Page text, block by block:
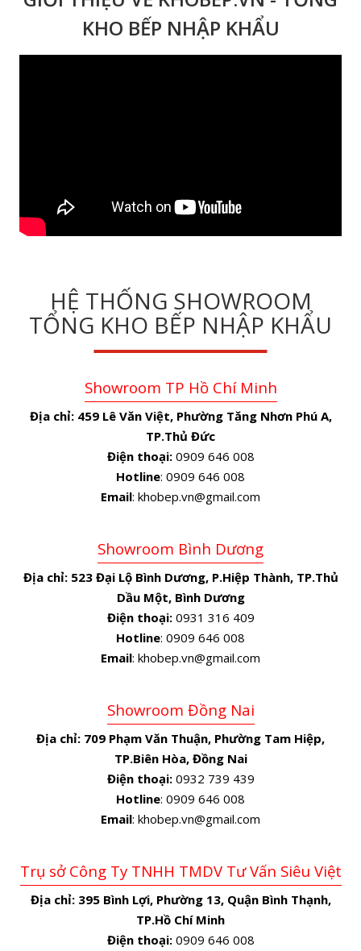
KHO BẾP NHẬP KHẨU
HỆ THỐNG SHOWROOM
TỔNG KHO BẾP NHẬP KHẨU
Showroom TP Hồ Chí Minh
Địa chỉ: 459 Lê Văn Việt, Phường Tăng Nhơn Phú A,
TP.Thủ Đức
Điện thoại:0909 646 008
Hotline: 0909 646 008
Email: khobep.vn@gmail.com
Showroom Bình Dương
Địa chỉ: 523 Đại Lộ Bình Dương, P.Hiệp Thành, TP.Thủ
Dầu Một, Bình Dương
Điện thoại:0931 316 409
Hotline: 0909 646 008
Email: khobep.vn@gmail.com
Showroom Đồng Nai
Địa chỉ: 709 Phạm Văn Thuận, Phường Tam Hiệp,
TP.Biên Hòa, Đồng Nai
Điện thoại:0932 739 439
Hotline: 0909 646 008
Email: khobep.vn@gmail.com
Trụ sở Công Ty TNHH TMDV Tư Vấn Siêu Việt
Địa chỉ: 395 Bình Lợi, Phường 13, Quận Bình Thạnh,
TP.Hồ Chí Minh
Điện thoại:0909 646 008